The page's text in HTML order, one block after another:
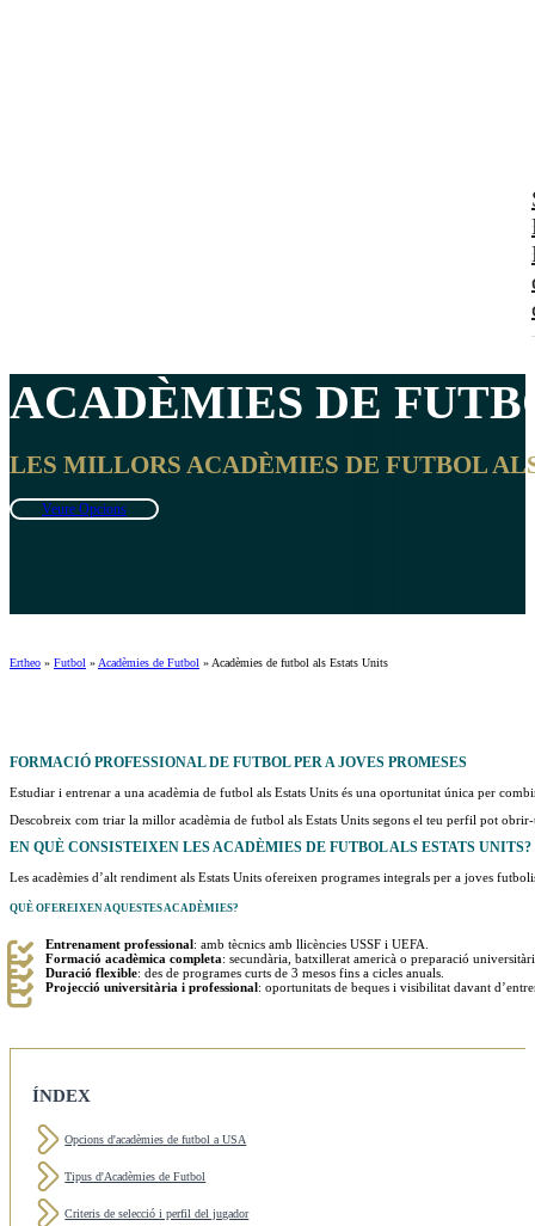
ACADÈMIES DE
LES MILLORS ACADÈMIES DE FUTBOL
Veure Opcions
Ertheo » Futbol »Acadèmies de Futbol »Acadèmies de futbol als Estats Units
FORMACIÓ PROFESSIONALDE FUTBOL PER A JOVES PROMESES
Estudiar i entrenar a una acadèmia de futbol als Estats Units és una oportunitat única per
Descobreix com triar la millor acadèmia de futbol als Estats Units segons el teu perfil pot
EN QUÈ CONSISTEIXEN LESACADÈMIES DE FUTBOL ALS ESTATS UNITS?
Les acadèmies d’alt rendiment als Estats Units ofereixen programes integrals per a joves
QUÈ OFEREIXEN AQUESTES ACADÈMIES?
Entrenament professional: amb tècnics amb llicències USSF i UEFA.
Formació acadèmica completa: secundària, batxillerat americà o preparació
Duració flexible: des de programes curts de 3 mesos fins a cicles anuals.
Projecció universitària i professional: oportunitats de beques i visibilitat davant
ÍNDEX
Opcions d'acadèmies de futbol a USA
Tipus d'Acadèmies de Futbol
Criteris de selecció i perfil del jugador